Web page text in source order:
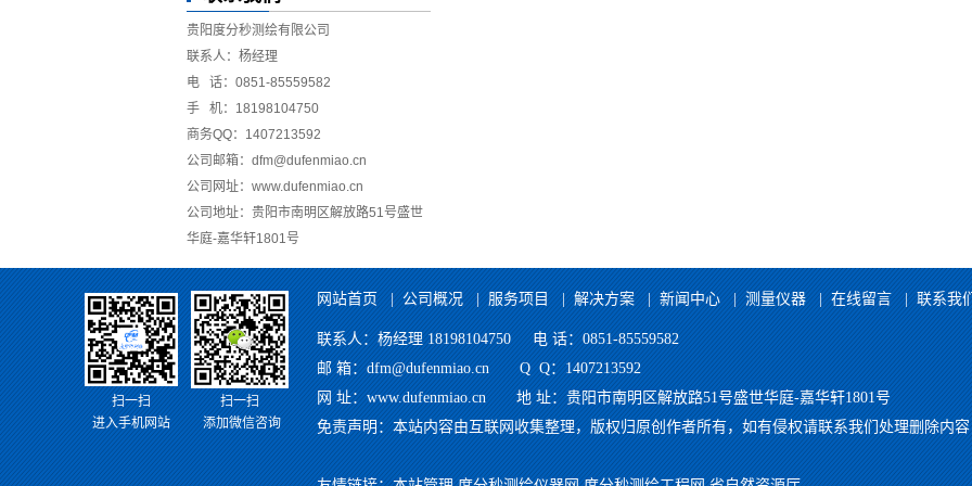
贵阳度分秒测绘有限公司
联系人：杨经理
电 话：0851-85559582
手 机：18198104750
商务QQ：1407213592
公司邮箱：dfm@dufenmiao.cn
公司网址：www.dufenmiao.cn
公司地址：贵阳市南明区解放路51号盛世
华庭-嘉华轩1801号
扫一扫
进入手机网站
扫一扫
添加微信咨询
网站首页|公司概况|服务项目|解决方案|新闻中心|测量仪器|在线留言|联系我
联系人：杨经理 18198104750 电 话：0851-85559582
邮 箱：dfm@dufenmiao.cn Q Q：1407213592
网 址：www.dufenmiao.cn 地 址：贵阳市南明区解放路51号盛世华庭-嘉华轩1801号
免责声明：本站内容由互联网收集整理，版权归原创作者所有，如有侵权请联系我们处理删除内